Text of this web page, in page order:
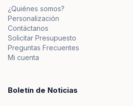
¿Quiénes somos?
Personalización
Contáctanos
Solicitar Presupuesto
Preguntas Frecuentes
Mi cuenta
Boletín de Noticias